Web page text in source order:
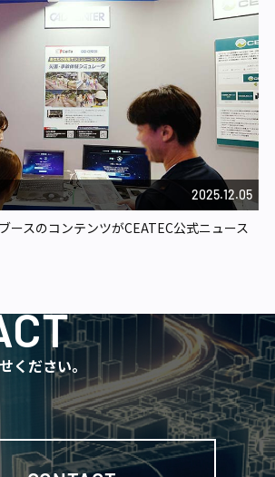
2025.12.05
ースのコンテンツがCEATEC公式ニュース
ください。